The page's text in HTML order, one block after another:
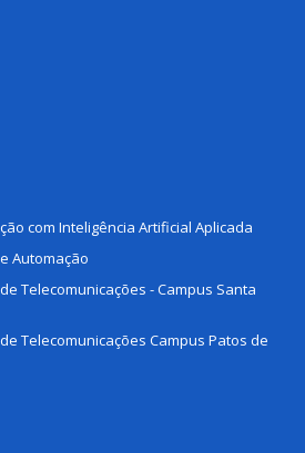
com Inteligência Artificial Aplicada
Automação
Telecomunicações - Campus Santa
Telecomunicações Campus Patos de